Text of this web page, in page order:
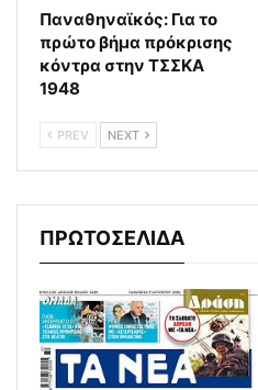
Παναθηναϊκός: Για το
πρώτο βήμα πρόκρισης
κόντρα στην ΤΣΣΚΑ
1948
PREV NEXT
ΠΡΩΤΟΣΕΛΙΔΑ